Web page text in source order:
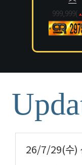
999,999(
26/7/29(수)